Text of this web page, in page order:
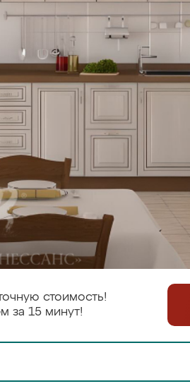
стоимость!
за 15 минут!